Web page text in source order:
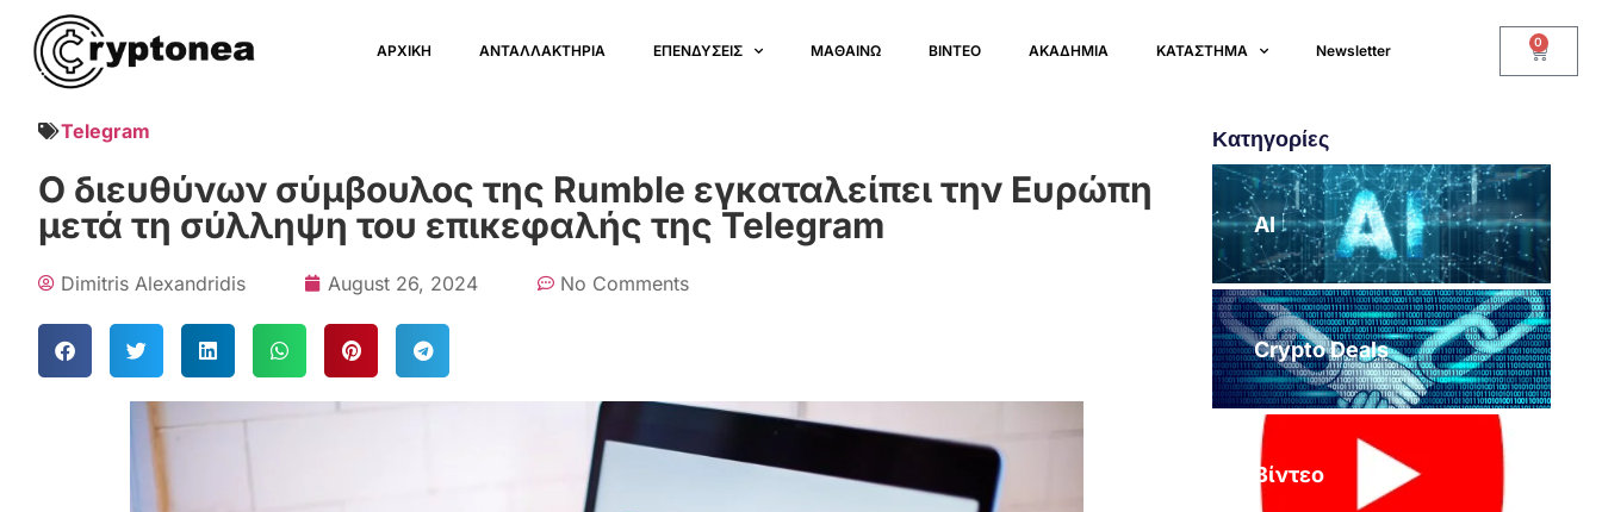
ΑΡΧΙΚΗ ΑΝΤΑΛΛΑΚΤΗΡΙΑ ΕΠΕΝΔΥΣΕΙΣ ΜΑΘΑΙΝΩ ΒΙΝΤΕΟ ΑΚΑΔΗΜΙΑ ΚΑΤΑΣΤΗΜΑ Newsletter 0
Telegram
Ο διευθύνων σύμβουλος της Rumble εγκαταλείπει την Ευρώπη
μετά τη σύλληψη του επικεφαλής της Telegram
Dimitris Alexandridis August 26, 2024 No Comments
Κατηγορίες
AI
Crypto Deals
Βίντεο